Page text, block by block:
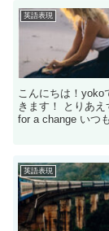
英語表現
こんにちは！
きます！ とりあえ
for a change いつ
英語表現